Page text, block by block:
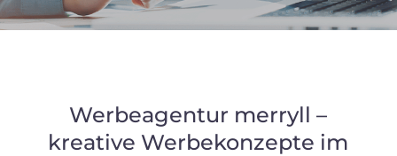
Werbeagentur merryll –
kreative Werbekonzepte im